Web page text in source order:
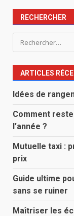
RECHERCHER
Rechercher :
ARTICLES
Idées de
Comment
l’année ?
Mutuelle taxi :
prix
Guide ultime
sans se ruiner
Maîtriser les